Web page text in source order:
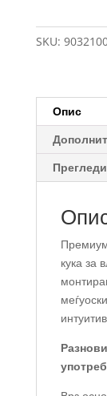
велосипеди
количина
SKU:
Опис
кука за